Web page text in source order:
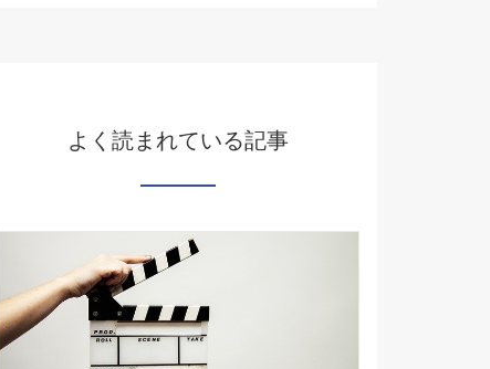
よく読まれている記事